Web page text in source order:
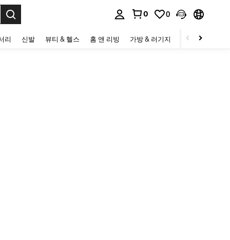
0 0
리 신발 뷰티 & 헬스 홈 앤 리빙 가방 & 러기지 스포츠 & 아웃